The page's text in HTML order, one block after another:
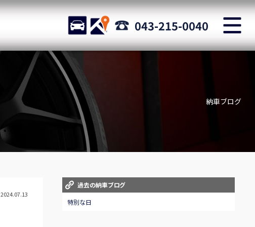
STOCK ACCESS 043-215-0040
スタッフblog
Staff blog
納車ブログ
2024.07.13
過去の納車ブログ
特別な日